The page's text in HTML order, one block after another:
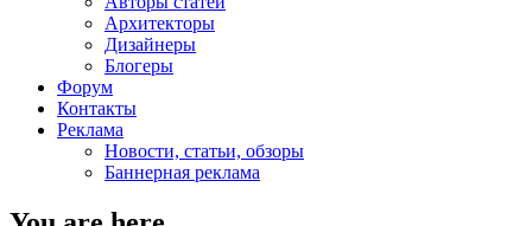
Архитекторы
Дизайнеры
Блогеры
Форум
Контакты
Реклама
Новости, статьи, обзоры
Баннерная реклама